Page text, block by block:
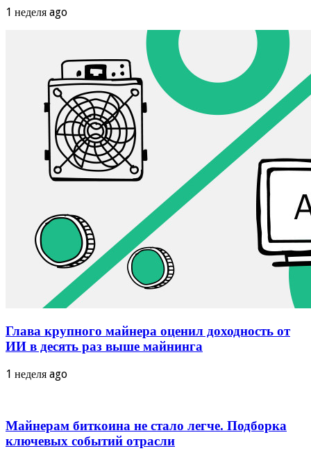
1 неделя ago
Глава крупного майнера оценил доходность от
ИИ в десять раз выше майнинга
1 неделя ago
Майнерам биткоина не стало легче. Подборка
ключевых событий отрасли